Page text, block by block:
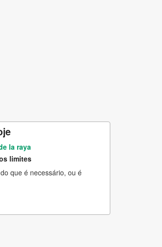
la raya
limites
que é necessário, ou é